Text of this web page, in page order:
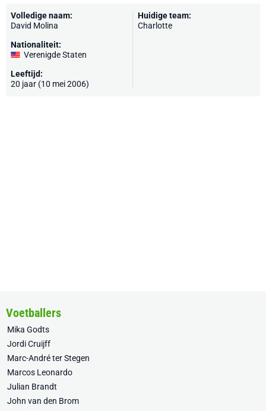
Volledige naam:
David Molina
Nationaliteit:
Verenigde Staten
Leeftijd:
20 jaar (10 mei 2006)
Huidige team:
Charlotte
Voetballers
Mika Godts
Jordi Cruijff
Marc-André ter Stegen
Marcos Leonardo
Julian Brandt
John van den Brom